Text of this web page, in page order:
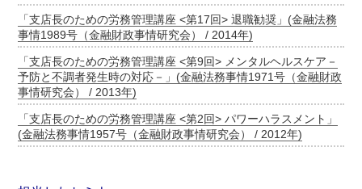
「支店長のための労務管理講座 <第17回> 退職勧奨」(金融法務
事情1989号（金融財政事情研究会） / 2014年)
「支店長のための労務管理講座 <第9回> メンタルヘルスケア－
予防と不調者発生時の対応－」(金融法務事情1971号（金融財政
事情研究会） / 2013年)
「支店長のための労務管理講座 <第2回> パワーハラスメント」
(金融法務事情1957号（金融財政事情研究会） / 2012年)